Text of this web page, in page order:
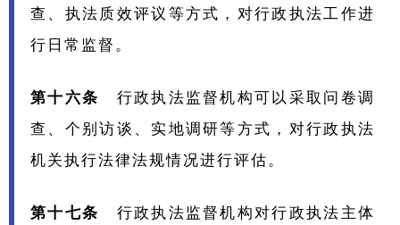
查、执法质效评议等方式，对行政执法工作进
行日常监督。
第十六条 行政执法监督机构可以采取问卷调
查、个别访谈、实地调研等方式，对行政执法
机关执行法律法规情况进行评估。
第十七条 行政执法监督机构对行政执法主体